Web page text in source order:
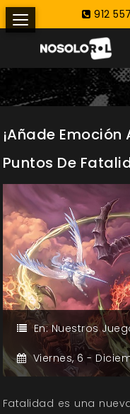
912
¡Añade
Puntos De
En:Nuestros
Viernes,6 -
Fatalidad es una